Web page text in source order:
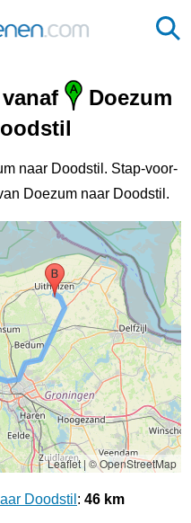
Doezum
naar Doodstil. Stap-voor-
Doezum naar Doodstil.
Leaflet|© OpenStreetMap
Doodstil : 46 km